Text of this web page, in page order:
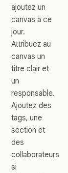
ajoutez un
canvas à ce
jour.
Attribuez au
canvas un
titre clair et
un
responsable.
Ajoutez des
tags, une
section et
des
collaborateurs
si